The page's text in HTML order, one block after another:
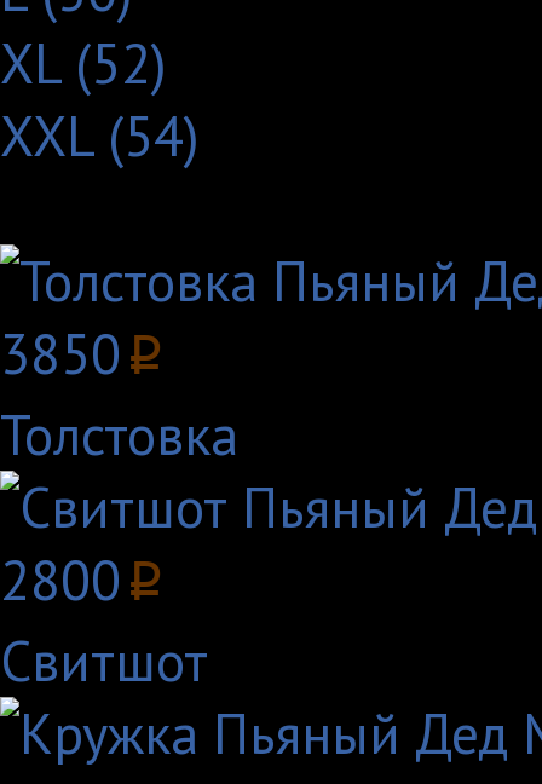
XL (52)
XXL (54)
3850p
Толстовка
2800p
Свитшот